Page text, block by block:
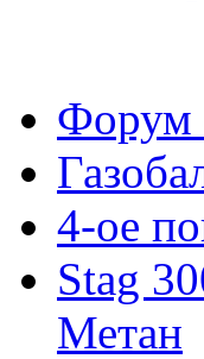
Форум
4-ое
Stag
Метан